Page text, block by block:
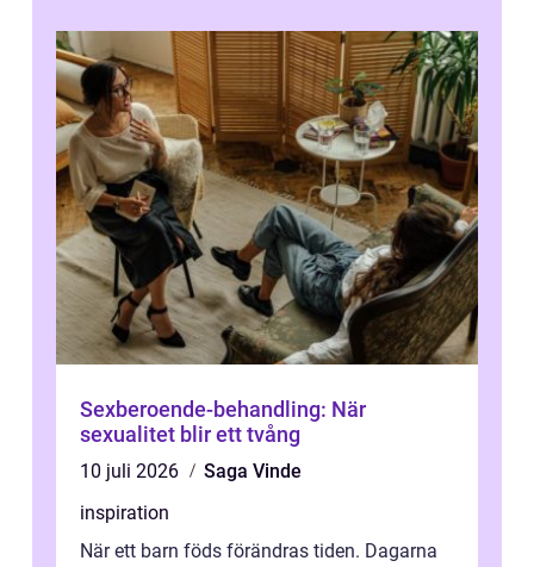
Sexberoende-behandling: När
sexualitet blir ett tvång
10 juli 2026
Saga Vinde
inspiration
När ett barn föds förändras tiden. Dagarna